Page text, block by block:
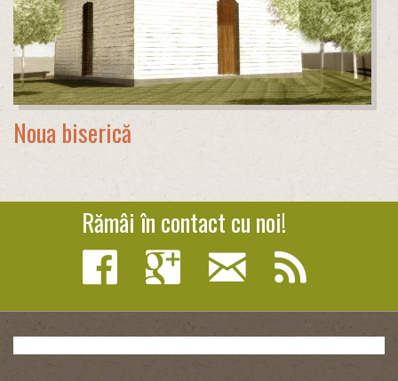
Noua biserică
Rămâi în contact cu noi!